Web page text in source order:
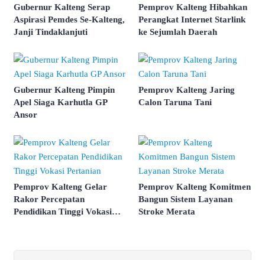
Gubernur Kalteng Serap
Aspirasi Pemdes Se-Kalteng,
Janji Tindaklanjuti
Pemprov Kalteng Hibahkan
Perangkat Internet Starlink
ke Sejumlah Daerah
Gubernur Kalteng Pimpin
Apel Siaga Karhutla GP
Ansor
Pemprov Kalteng Jaring
Calon Taruna Tani
Pemprov Kalteng Gelar
Rakor Percepatan
Pendidikan Tinggi Vokasi
Pemprov Kalteng Komitmen
Bangun Sistem Layanan
Stroke Merata